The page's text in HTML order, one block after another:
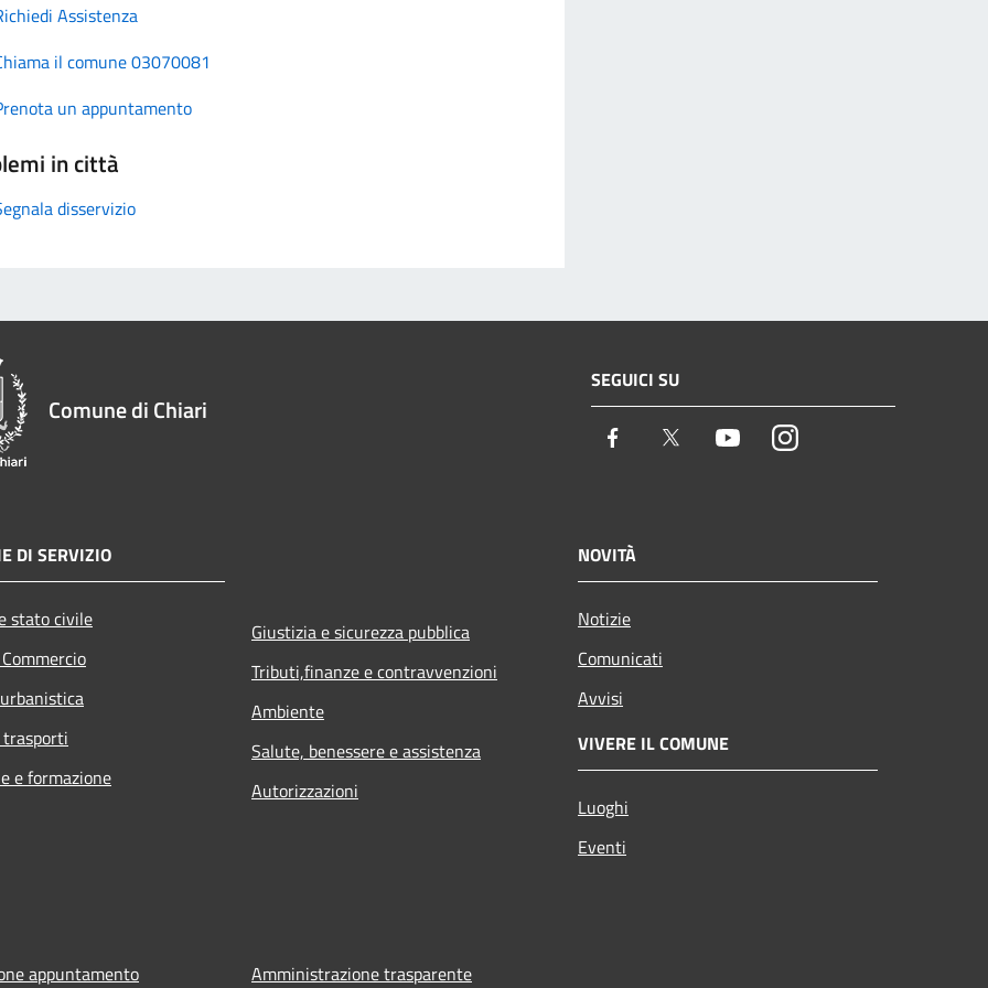
Assistenza
il comune 03070081
un appuntamento
in città
disservizio
Comune di Chiari
SEGUICI SU
Facebook Twitter YoutubeInstagram
DI SERVIZIO
stato civile
e formazione
Giustizia e sicurezza pubblica
Tributi,finanze e contravvenzioni
Ambiente
Salute, benessere e assistenza
Autorizzazioni
NOVITÀ
Notizie
Comunicati
Avvisi
VIVERE IL COMUNE
Luoghi
Eventi
appuntamento Amministrazione trasparente